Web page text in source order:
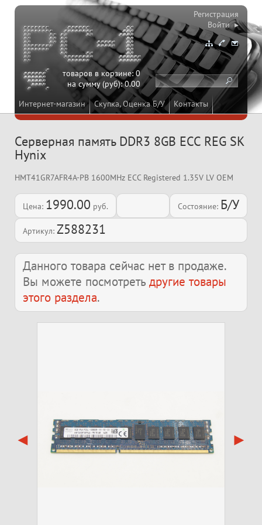
Интернет-магазин Скупка, Оценка Б/У Контакты
товаров в корзине:0
на сумму (руб):0.00
Регистрация
Войти ▸
Серверная память DDR3 8GB ECC REG SK
Hynix
HMT41GR7AFR4A-PB 1600MHz ECC Registered 1.35V LV OEM
Цена: 1990.00 руб. Состояние: Б/У
Артикул: Z588231
Данного товара сейчас нет в продаже.
Вы можете посмотреть другие товары
этого раздела.